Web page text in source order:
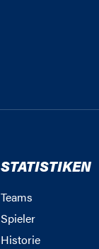
STATISTIKEN
Teams
Spieler
Historie